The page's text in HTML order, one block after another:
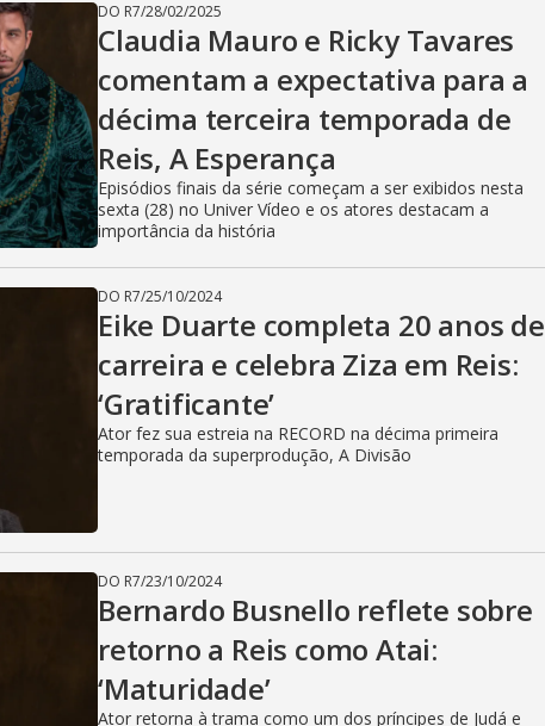
DO R7/28/02/2025
Claudia Mauro e Ricky Tavares
comentam a expectativa para a
décima terceira temporada de
Reis, A Esperança
Episódios finais da série começam a ser exibidos nesta
sexta (28) no Univer Vídeo e os atores destacam a
importância da história
DO R7/25/10/2024
Eike Duarte completa 20 anos de
carreira e celebra Ziza em Reis:
‘Gratificante’
Ator fez sua estreia na RECORD na décima primeira
temporada da superprodução, A Divisão
DO R7/23/10/2024
Bernardo Busnello reflete sobre
retorno a Reis como Atai:
‘Maturidade’
Ator retorna à trama como um dos príncipes de Judá e